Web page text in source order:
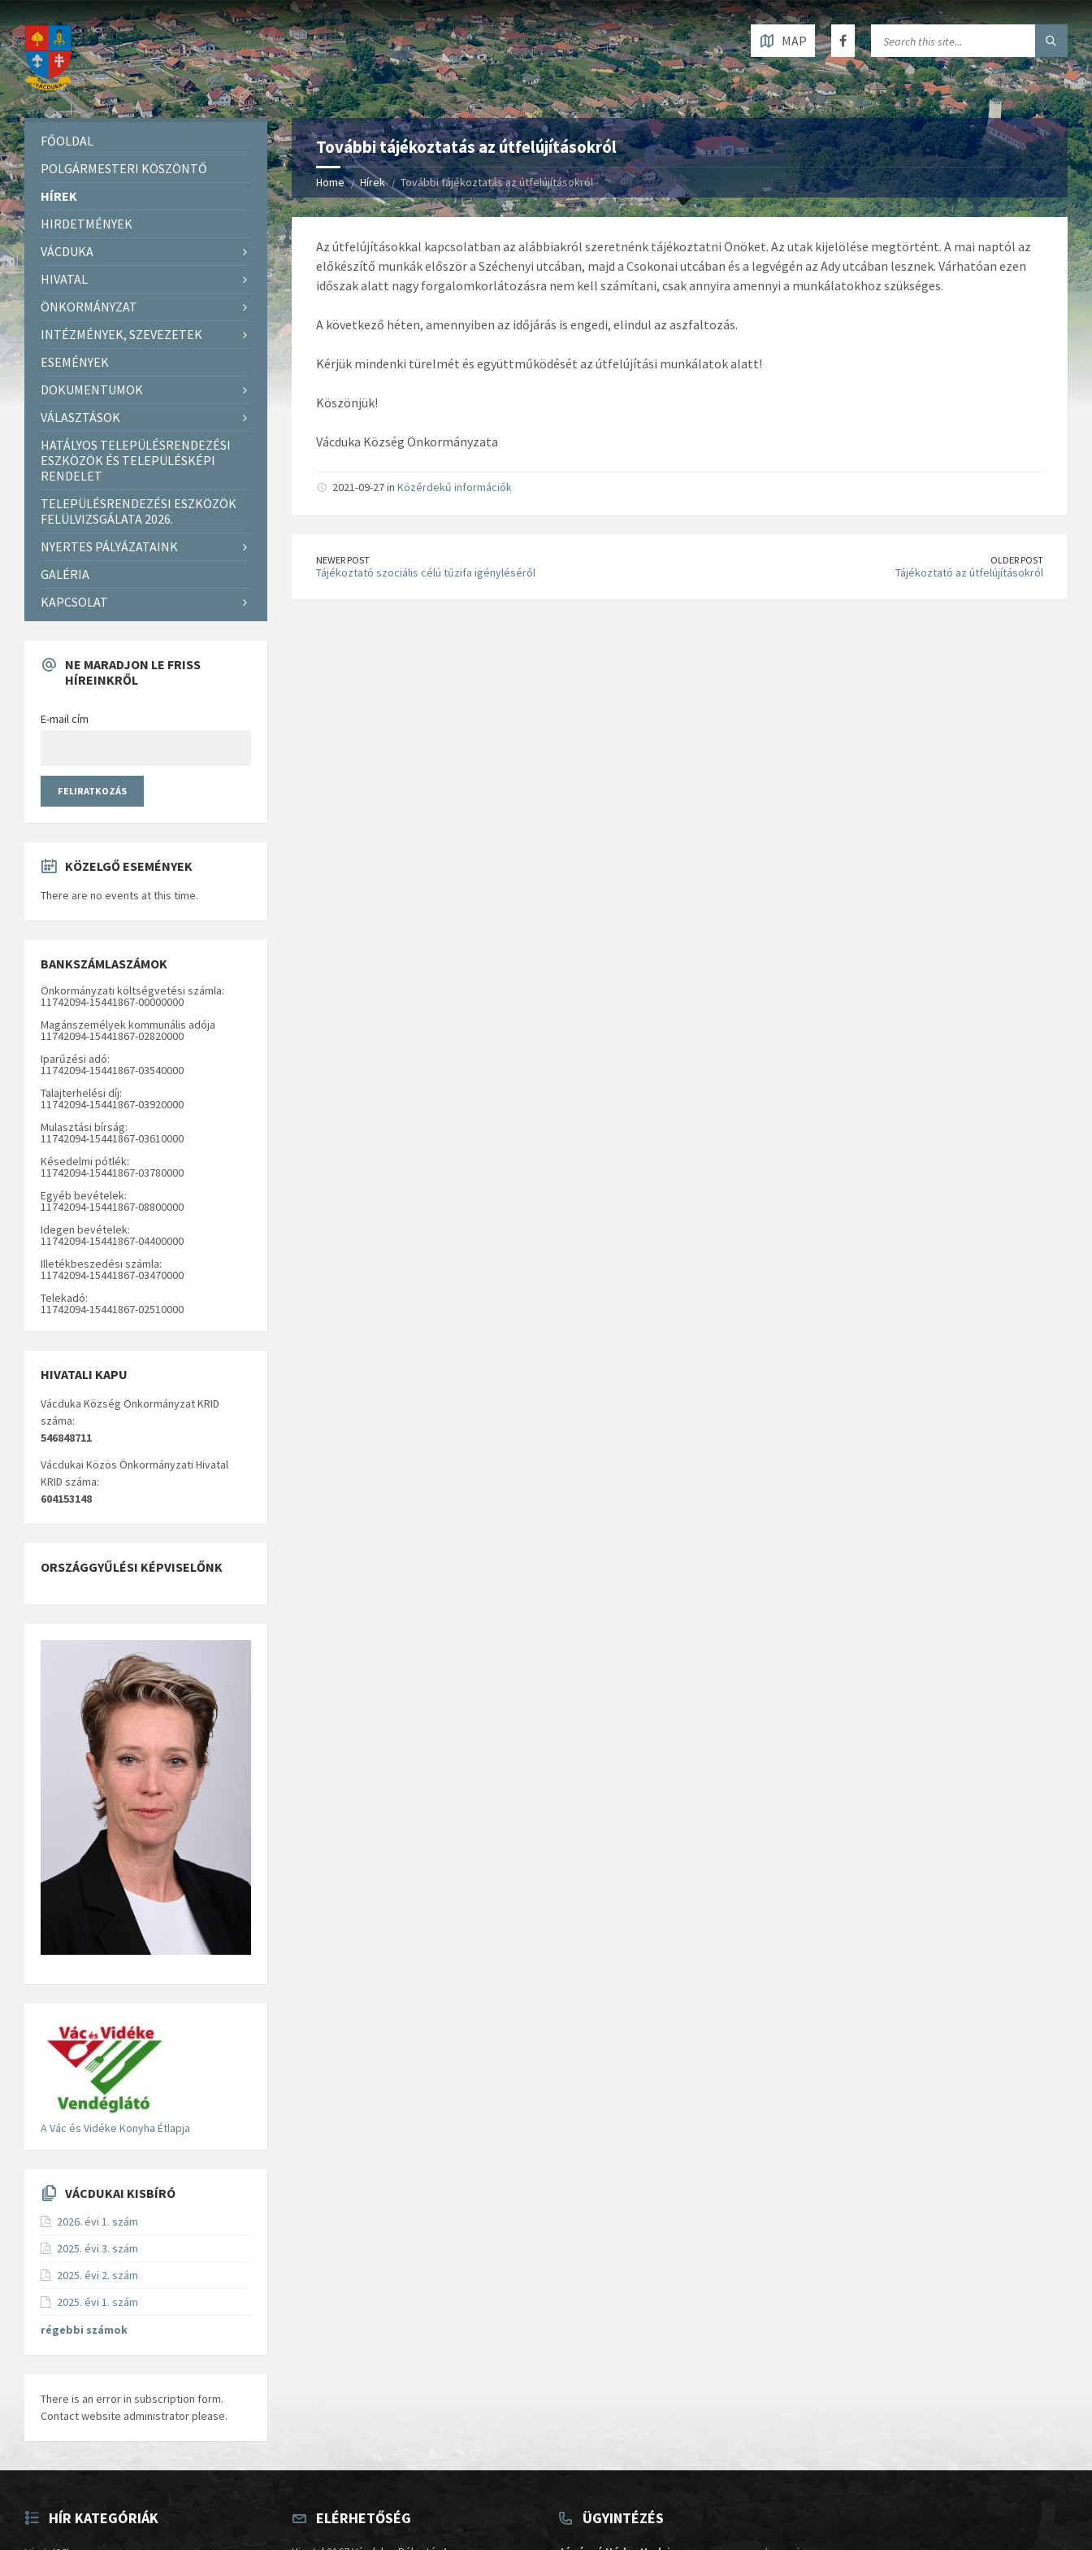
MAP
További tájékoztatás az útfelújításokról
Home Hírek További tájékoztatás az útfelújításokról
Az útfelújításokkal kapcsolatban az alábbiakról szeretnénk tájékoztatni Önöket. Az utak kijelölése megtörtént. A mai naptól az
előkészítő munkák először a Széchenyi utcában, majd a Csokonai utcában és a legvégén az Ady utcában lesznek. Várhatóan ezen
időszak alatt nagy forgalomkorlátozásra nem kell számítani, csak annyira amennyi a munkálatokhoz szükséges.
A következő héten, amennyiben az időjárás is engedi, elindul az aszfaltozás.
Kérjük mindenki türelmét és együttműködését az útfelújítási munkálatok alatt!
Köszönjük!
Vácduka Község Önkormányzata
2021-09-27 in Közérdekű információk
NEWER POST
Tájékoztató szociális célú tűzifa igényléséről
OLDER POST
Tájékoztató az útfelújításokról
FŐOLDAL
POLGÁRMESTERI KÖSZÖNTŐ
HÍREK
HIRDETMÉNYEK
VÁCDUKA
HIVATAL
ÖNKORMÁNYZAT
INTÉZMÉNYEK, SZEVEZETEK
ESEMÉNYEK
DOKUMENTUMOK
VÁLASZTÁSOK
HATÁLYOS TELEPÜLÉSRENDEZÉSI
ESZKÖZÖK ÉS TELEPÜLÉSKÉPI
RENDELET
TELEPÜLÉSRENDEZÉSI ESZKÖZÖK
FELÜLVIZSGÁLATA 2026.
NYERTES PÁLYÁZATAINK
GALÉRIA
KAPCSOLAT
NE MARADJON LE FRISS
HÍREINKRŐL
E-mail cím
KÖZELGŐ ESEMÉNYEK
There are no events at this time.
BANKSZÁMLASZÁMOK
Önkormányzati költségvetési számla:
11742094-15441867-00000000
Magánszemélyek kommunális adója
11742094-15441867-02820000
Iparűzési adó:
11742094-15441867-03540000
Talajterhelési díj:
11742094-15441867-03920000
Mulasztási bírság:
11742094-15441867-03610000
Késedelmi pótlék:
11742094-15441867-03780000
Egyéb bevételek:
11742094-15441867-08800000
Idegen bevételek:
11742094-15441867-04400000
Illetékbeszedési számla:
11742094-15441867-03470000
Telekadó:
11742094-15441867-02510000
HIVATALI KAPU
Vácduka Község Önkormányzat KRID
száma:
546848711
Vácdukai Közös Önkormányzati Hivatal
KRID száma:
604153148
ORSZÁGGYŰLÉSI KÉPVISELŐNK
A Vác és Vidéke Konyha Étlapja
VÁCDUKAI KISBÍRÓ
2026. évi 1. szám
2025. évi 3. szám
2025. évi 2. szám
2025. évi 1. szám
régebbi számok
There is an error in subscription form.
Contact website administrator please.
HÍR KATEGÓRIÁK ELÉRHETŐSÉG ÜGYINTÉZÉS